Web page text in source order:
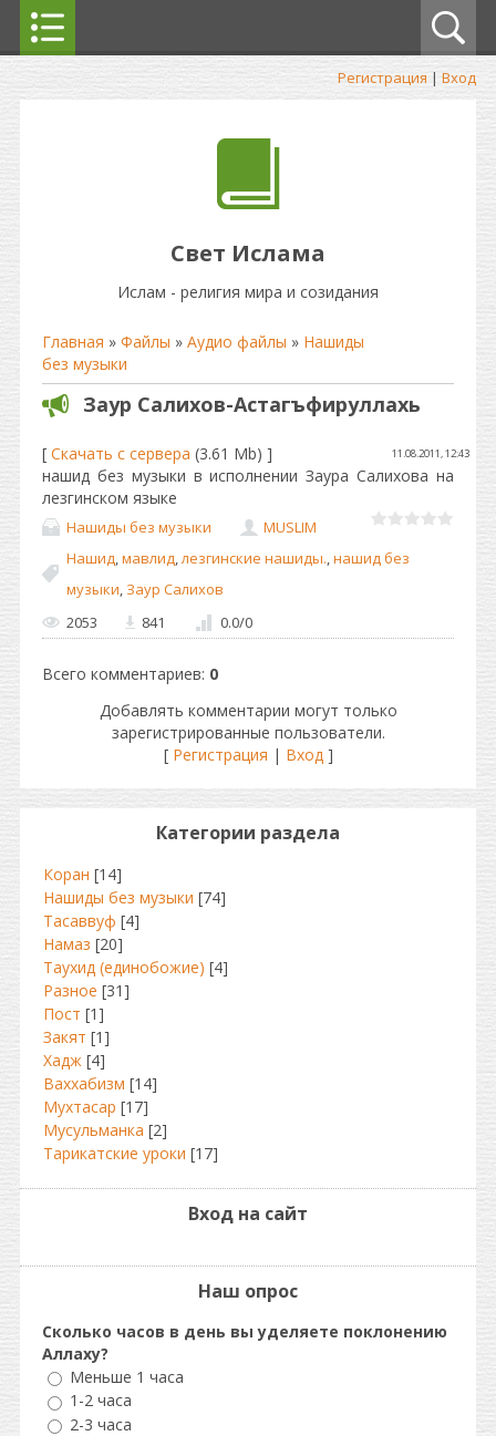
Регистрация | Вход
Свет Ислама
Ислам - религия мира и созидания
Главная » Файлы » Аудио файлы » Нашиды
без музыки
Заур Салихов-Астагъфируллахь
[ Скачать с сервера (3.61 Mb) ] 11.08.2011, 12:43
нашид без музыки в исполнении Заура Салихова на
лезгинском языке
Нашиды без музыки
MUSLIM
Нашид мавлид лезгинские нашиды. нашид без
музыки Заур Салихов
2053
841 0.0/0
Всего комментариев: 0
Добавлять комментарии могут только
зарегистрированные пользователи.
[ Регистрация | Вход]
Категории раздела
Коран [14]
Нашиды без музыки [74]
Тасаввуф [4]
Намаз [20]
Таухид (единобожие) [4]
Разное [31]
Пост [1]
Закят [1]
Хадж [4]
Ваххабизм [14]
Мухтасар [17]
Мусульманка [2]
Тарикатские уроки [17]
Вход на сайт
Наш опрос
Сколько часов в день вы уделяете поклонению
Аллаху?
Меньше 1 часа
1-2 часа
2-3 часа